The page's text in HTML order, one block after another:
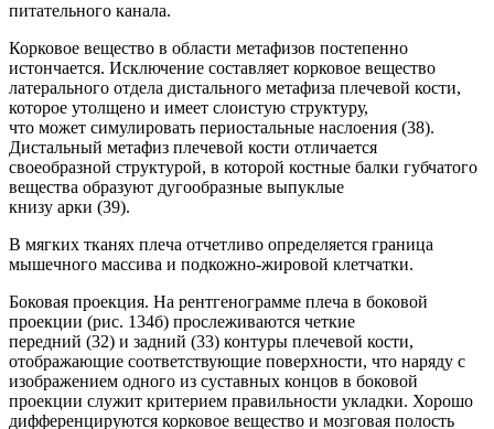
питательного канала.
Корковое вещество в области метафизов постепенно
истончается. Исключение составляет корковое вещество
латерального отдела дистального метафиза плечевой кости,
которое утолщено и имеет слоистую структуру,
что может симулировать периостальные наслоения (38).
Дистальный метафиз плечевой кости отличается
своеобразной структурой, в которой костные балки губчатого
вещества образуют дугообразные выпуклые
книзу арки (39).
В мягких тканях плеча отчетливо определяется граница
мышечного массива и подкожно-жировой клетчатки.
Боковая проекция. На рентгенограмме плеча в боковой
проекции (рис. 134б) прослеживаются четкие
передний (32) и задний (33) контуры плечевой кости,
отображающие соответствующие поверхности, что наряду с
изображением одного из суставных концов в боковой
проекции служит критерием правильности укладки. Хорошо
дифференцируются корковое вещество и мозговая полость